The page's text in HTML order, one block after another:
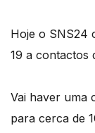
Hoje o SNS24
19 a contactos
Vai haver uma
para cerca de